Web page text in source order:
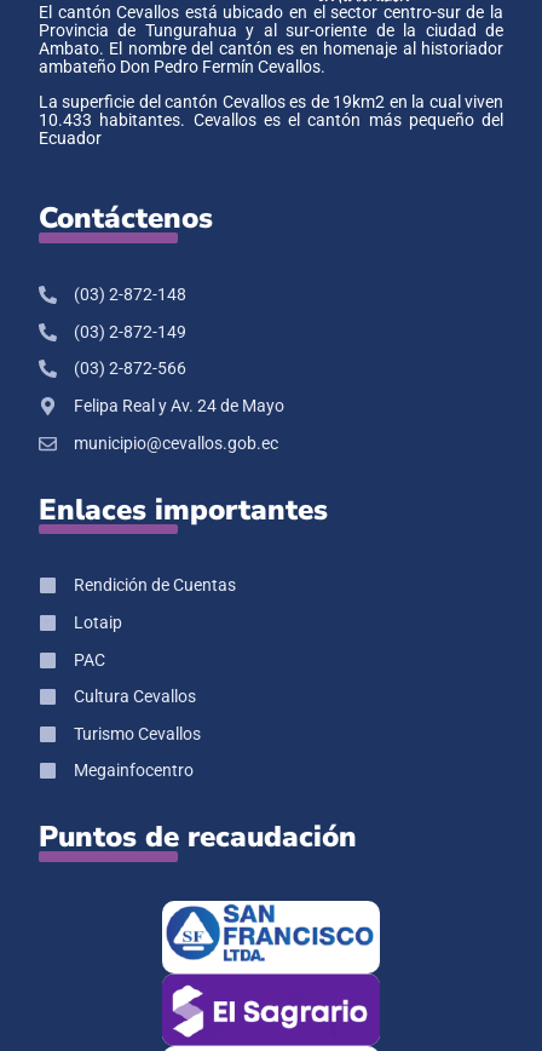
El cantón Cevallos está ubicado en el sector centro-sur de la
Provincia de Tungurahua y al sur-oriente de la ciudad de
Ambato. El nombre del cantón es en homenaje al historiador
ambateño Don Pedro Fermín Cevallos.
La superficie del cantón Cevallos es de 19km2 en la cual viven
10.433 habitantes. Cevallos es el cantón más pequeño del
Ecuador
Contáctenos
(03) 2-872-148
(03) 2-872-149
(03) 2-872-566
Felipa Real y Av. 24 de Mayo
municipio@cevallos.gob.ec
Enlaces importantes
Rendición de Cuentas
Lotaip
PAC
Cultura Cevallos
Turismo Cevallos
Megainfocentro
Puntos de recaudación